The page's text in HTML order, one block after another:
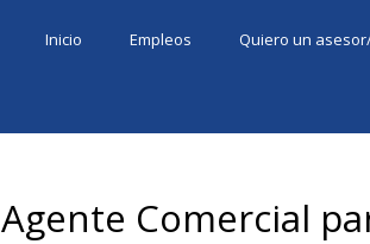
Inicio Empleos Quiero un
Agente Comercial